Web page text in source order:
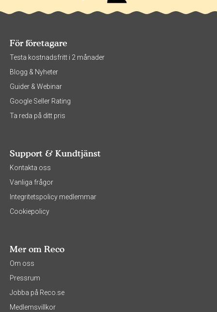
För företagare
Testa kostnadsfritt i 2 månader
Blogg & Nyheter
Guider & Webinar
Google Seller Rating
Ta reda på ditt pris
Support & Kundtjänst
Kontakta oss
Vanliga frågor
Integritetspolicy medlemmar
Cookiepolicy
Mer om Reco
Om oss
Pressrum
Jobba på Reco.se
Medlemsvillkor